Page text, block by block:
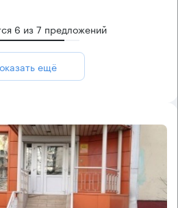
6 из7 предложений
ещё